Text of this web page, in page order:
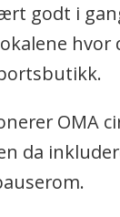
godt i
hvor
OMA
da